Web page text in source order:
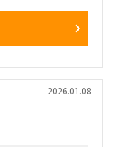
ァシリテーション
2026.01.08